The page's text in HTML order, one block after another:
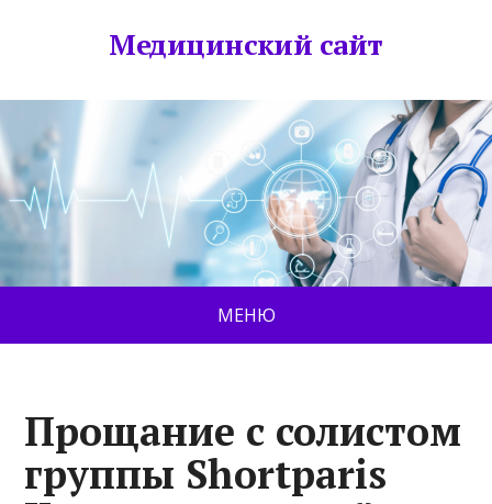
Медицинский сайт
МЕНЮ
Прощание с солистом
группы Shortparis